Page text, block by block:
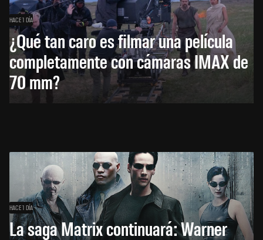
HACE 1 DÍA
¿Qué tan caro es filmar una película
completamente con cámaras IMAX de
70 mm?
HACE 1 DÍA
La saga Matrix continuará: Warner